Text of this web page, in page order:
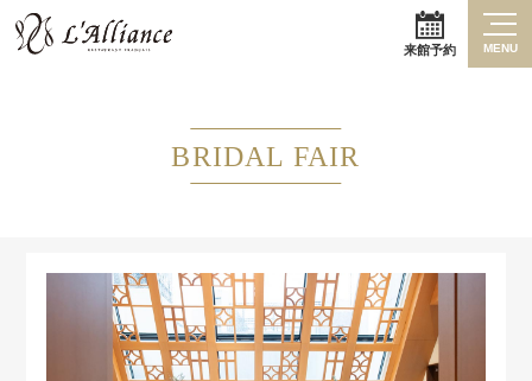
来館予約 MENU
BRIDAL FAIR